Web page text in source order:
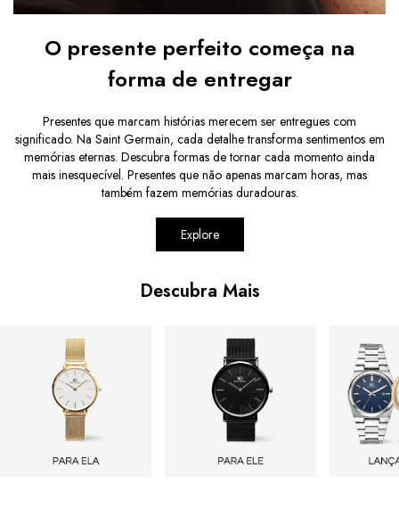
O presente perfeito começa na
forma de entregar
Presentes que marcam histórias merecem ser entregues com
significado. Na Saint Germain, cada detalhe transforma sentimentos em
memórias eternas. Descubra formas de tornar cada momento ainda
mais inesquecível. Presentes que não apenas marcam horas, mas
também fazem memórias duradouras.
Explore
Descubra Mais